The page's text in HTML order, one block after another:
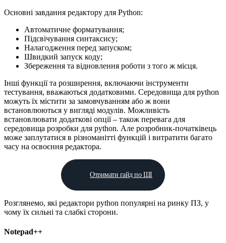
Основні завдання редактору для Python:
Автоматичне форматування;
Підсвічування синтаксису;
Налагодження перед запуском;
Швидкий запуск коду;
Збереження та відновлення роботи з того ж місця.
Інші функції та розширення, включаючи інструменти
тестування, вважаються додатковими. Середовища для python
можуть їх містити за замовчуванням або ж вони
встановлюються у вигляді модулів. Можливість
встановлювати додаткові опції – також перевага для
середовища розробки для python. Але розробник-початківець
може заплутатися в різноманітті функцій і витратити багато
часу на освоєння редактора.
Отримати гайд по ШІ
Розглянемо, які редактори python популярні на ринку ПЗ, у
чому їх сильні та слабкі сторони.
Notepad++